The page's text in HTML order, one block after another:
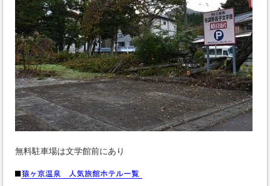
無料駐車場は文学館前にあり